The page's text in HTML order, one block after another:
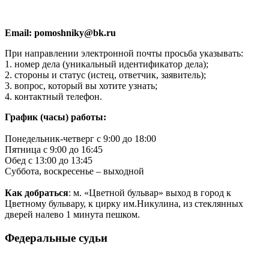
Email: pomoshniky@bk.ru
При направлении электронной почты просьба указывать:
1. номер дела (уникальный идентификатор дела);
2. стороны и статус (истец, ответчик, заявитель);
3. вопрос, который вы хотите узнать;
4. контактный телефон.
График (часы) работы:
Понедельник-четверг с 9:00 до 18:00
Пятница с 9:00 до 16:45
Обед с 13:00 до 13:45
Суббота, воскресенье – выходной
Как добраться: м. «Цветной бульвар» выход в город к
Цветному бульвару, к цирку им.Никулина, из стеклянных
дверей налево 1 минута пешком.
Федеральные судьи